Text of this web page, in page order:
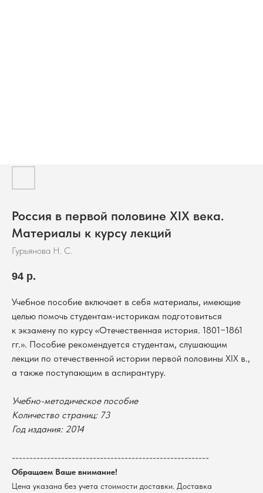
Россия в первой половине XIX века.
Материалы к курсу лекций
Гурьянова Н. С.
94 р.
Учебное пособие включает в себя материалы, имеющие
целью помочь студентам-историкам подготовиться
к экзамену по курсу «Отечественная история. 1801−1861
гг.». Пособие рекомендуется студентам, слушающим
лекции по отечественной истории первой половины XIX в.,
а также поступающим в аспирантуру.
Учебно-методическое пособие
Количество страниц: 73
Год издания: 2014
--------------------------------------------------------
Обращаем Ваше внимание!
Цена указана без учета стоимости доставки. Доставка
г. Новосибирск, ул. Пирогова, 3
ИНН 5408106490